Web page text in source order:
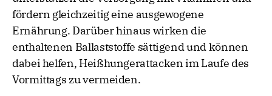
fördern gleichzeitig eine ausgewogene
Ernährung. Darüber hinaus wirken die
enthaltenen Ballaststoffe sättigend und können
dabei helfen, Heißhungerattacken im Laufe des
Vormittags zu vermeiden.